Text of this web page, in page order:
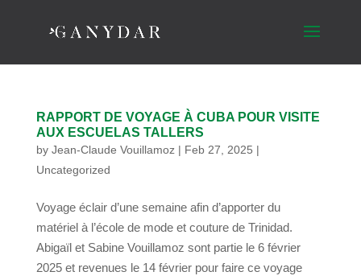
RAPPORT DE VOYAGE À CUBA POUR VISITE
AUX ESCUELAS TALLERS
by Jean-Claude Vouillamoz| Feb 27, 2025 |
Uncategorized
Voyage éclair d’une semaine afin d’apporter du
matériel à l’école de mode et couture de Trinidad.
Abigaïl et Sabine Vouillamoz sont partie le 6 février
2025 et revenues le 14 février pour faire ce voyage